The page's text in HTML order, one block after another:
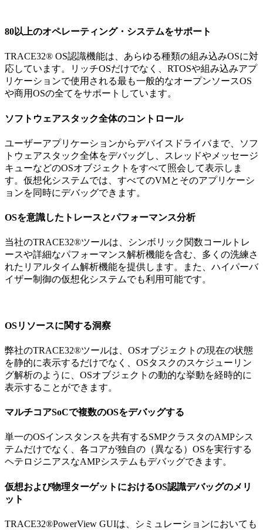
80以上のオペレーティング・システムをサポート
TRACE32® OS認識機能は、あらゆる種類の組み込みOSに対
応しています。リッチOSだけでなく、RTOSや組み込みアプ
リケーションで使用される最も一般的なオープンソースOS
や商用OSの全てをサポートしています。
ソフトウェアスタック全体のコントロール
ユーザーアプリケーションからデバイスドライバまで、ソフ
トウェアスタック全体をデバッグし、スレッドやメッセージ
キューなどのOSオブジェクトをすべて照会して表示しま
す。仮想化システムでは、すべてのVMとそのアプリケーシ
ョンを同時にデバッグできます。
OSを意識したトレースとパフォーマンス分析
当社のTRACE32®ツールは、シンボリック関数コールトレ
ースや詳細なパフォーマンス解析機能を含む、多くの洗練さ
れたリアルタイム解析機能を提供します。また、ハイパーバ
イザー制御の仮想化システムでも利用可能です。
OSリソースに関する洞察
弊社のTRACE32®ツールは、OSオブジェクトの現在の状態
を静的に表示するだけでなく、OSタスクのスケジューリン
グ解析のように、OSオブジェクトの動的な挙動を経時的に
表示することができます。
マルチコアSoCで複数のOSをデバッグする
単一のOSインスタンスを共有するSMPクラスタのAMPシス
テムだけでなく、各コアが独自の（異なる）OSを実行する
ヘテロジニアスなAMPシステムもデバッグできます。
仮想および物理ターゲットにおけるOS認識デバッグのメリ
ット
TRACE32®PowerView GUIは、シミュレーションにおいても